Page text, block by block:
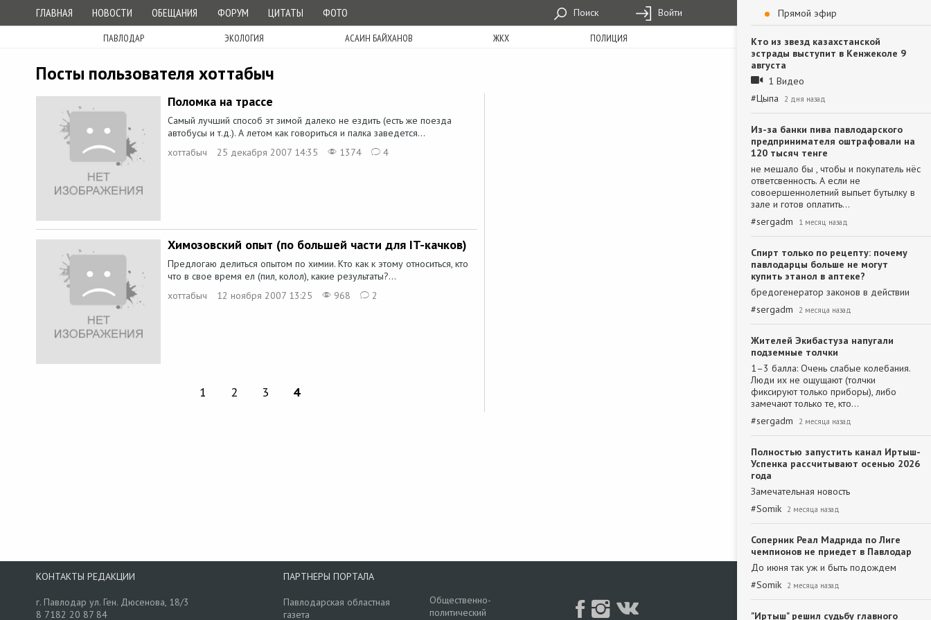
ГЛАВНАЯ НОВОСТИ ОБЕЩАНИЯ ФОРУМ ЦИТАТЫ ФОТО Поиск Войти
ПАВЛОДАР ЭКОЛОГИЯ АСАИН БАЙХАНОВ ЖКХ ПОЛИЦИЯ
Посты пользователя хоттабыч
Поломка на трассе
Самый лучший способ эт зимой далеко не ездить (есть же поезда
автобусы и т.д.). А летом как говориться и палка заведется...
хоттабыч
25 декабря 2007 14:35 1374 4
Химозовский опыт (по большей части для IT-качков)
Предлогаю делиться опытом по химии. Кто как к этому относиться, кто
что в свое время ел (пил, колол), какие результаты?...
хоттабыч
12 ноября 2007 13:25 968 2
1 2 3 4
Прямой эфир
Кто из звезд казахстанской
эстрады выступит в Кенжеколе 9
августа
1 Видео
#Цыпа 2 дня назад
Из-за банки пива павлодарского
предпринимателя оштрафовали на
120 тысяч тенге
не мешало бы , чтобы и покупатель нёс
ответсвенность. А если не
совоершеннолетний выпьет бутылку в
зале и готов оплатить…
#sergadm 1 месяц назад
Спирт только по рецепту: почему
павлодарцы больше не могут
купить этанол в аптеке?
бредогенератор законов в действии
#sergadm 2 месяца назад
Жителей Экибастуза напугали
подземные толчки
1–3 балла: Очень слабые колебания.
Люди их не ощущают (толчки
фиксируют только приборы), либо
замечают только те, кто…
#sergadm 2 месяца назад
Полностью запустить канал Иртыш-
Успенка рассчитывают осенью 2026
года
Замечательная новость
#Somik 2 месяца назад
Соперник Реал Мадрида по Лиге
чемпионов не приедет в Павлодар
До июня так уж и быть подождем
#Somik 2 месяца назад
"Иртыш" решил судьбу главного
КОНТАКТЫ РЕДАКЦИИ
г. Павлодар ул. Ген. Дюсенова, 18/3
8 7182 20 87 84
ПАРТНЕРЫ ПОРТАЛА
Павлодарская областная
газета
Общественно-
политический